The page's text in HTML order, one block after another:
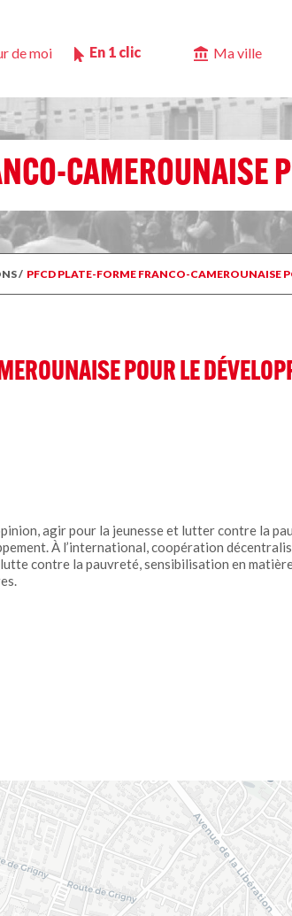
de moi En 1 clic Ma ville
CAMEROUNAISE
/ PFCD PLATE-FORME FRANCO-CAMEROUNAISE
POUR LE
agir pour la jeunesse et lutter contre la
À l’international, coopération
contre la pauvreté, sensibilisation en